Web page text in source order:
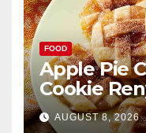
FOOD
Apple Pie
Cookie
AUGUST 8, 2026